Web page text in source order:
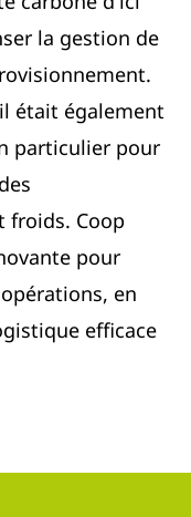
la gestion de
était également
particulier pour
froids. Coop
pour
en
efficace